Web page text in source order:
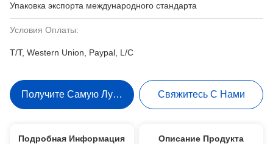
Упаковка экспорта международного стандарта
Условия Оплаты:
T/T, Western Union, Paypal, L/C
Получите Самую Лучшую ЦенуСвяжитесь С Нами
Подробная Информация Описание Продукта